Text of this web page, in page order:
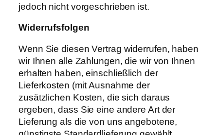
jedoch nicht vorgeschrieben ist.
Widerrufsfolgen
Wenn Sie diesen Vertrag widerrufen, haben
wir Ihnen alle Zahlungen, die wir von Ihnen
erhalten haben, einschließlich der
Lieferkosten (mit Ausnahme der
zusätzlichen Kosten, die sich daraus
ergeben, dass Sie eine andere Art der
Lieferung als die von uns angebotene,